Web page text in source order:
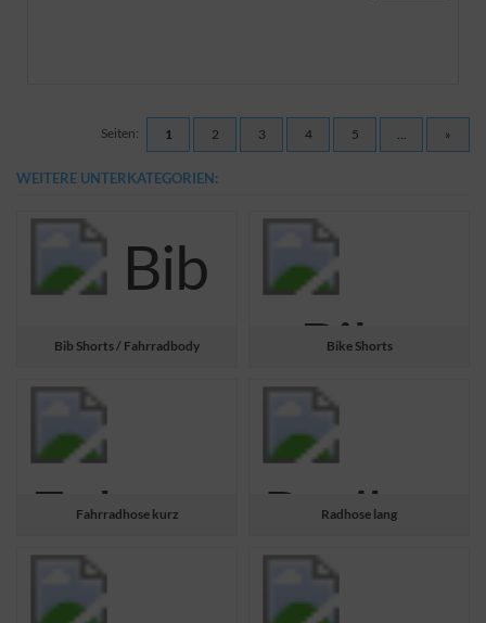
Seiten: 1 2 3 4 5 »
WEITERE UNTERKATEGORIEN:
Bib Shorts / Fahrradbody Bike Shorts
Fahrradhose kurz Radhose lang